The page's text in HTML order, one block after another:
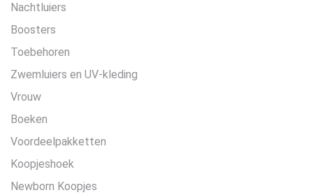
Nachtluiers
Boosters
Toebehoren
Zwemluiers en UV-kleding
Vrouw
Boeken
Voordeelpakketten
Koopjeshoek
Newborn Koopjes